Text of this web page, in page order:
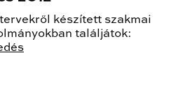
készített szakmai
találjátok: